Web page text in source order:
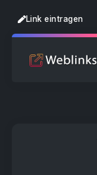
Link eintragen